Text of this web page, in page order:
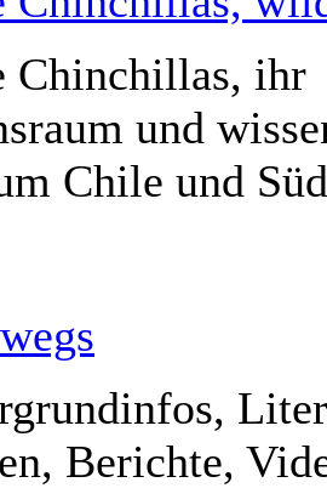
Chinchillas, ihr
und
Chile und
Berichte,